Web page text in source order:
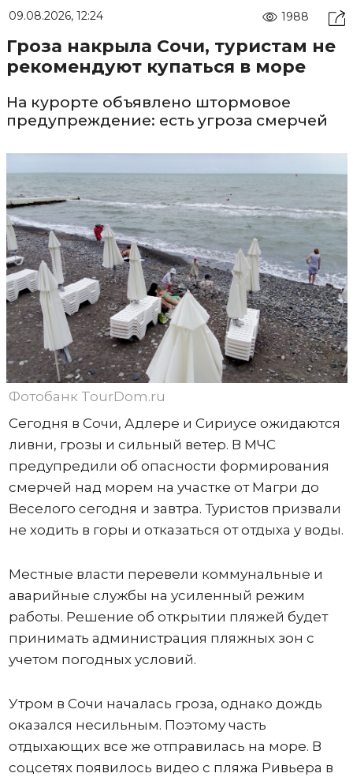
09.08.2026, 12:24 1988
Гроза накрыла Сочи, туристам не
рекомендуют купаться в море
На курорте объявлено штормовое
предупреждение: есть угроза смерчей
Фотобанк TourDom.ru
Сегодня в Сочи, Адлере и Сириусе ожидаются
ливни, грозы и сильный ветер. В МЧС
предупредили об опасности формирования
смерчей над морем на участке от Магри до
Веселого сегодня и завтра. Туристов призвали
не ходить в горы и отказаться от отдыха у воды.
Местные власти перевели коммунальные и
аварийные службы на усиленный режим
работы. Решение об открытии пляжей будет
принимать администрация пляжных зон с
учетом погодных условий.
Утром в Сочи началась гроза, однако дождь
оказался несильным. Поэтому часть
отдыхающих все же отправилась на море. В
соцсетях появилось видео с пляжа Ривьера в